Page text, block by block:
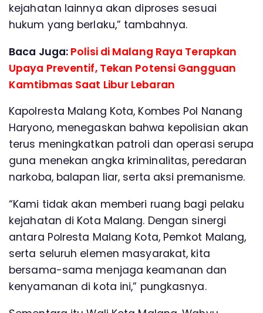
kejahatan lainnya akan diproses sesuai
hukum yang berlaku,” tambahnya.
Baca Juga: Polisi di Malang Raya Terapkan
Upaya Preventif, Tekan Potensi Gangguan
Kamtibmas Saat Libur Lebaran
Kapolresta Malang Kota, Kombes Pol Nanang
Haryono, menegaskan bahwa kepolisian akan
terus meningkatkan patroli dan operasi serupa
guna menekan angka kriminalitas, peredaran
narkoba, balapan liar, serta aksi premanisme.
“Kami tidak akan memberi ruang bagi pelaku
kejahatan di Kota Malang. Dengan sinergi
antara Polresta Malang Kota, Pemkot Malang,
serta seluruh elemen masyarakat, kita
bersama-sama menjaga keamanan dan
kenyamanan di kota ini,” pungkasnya.